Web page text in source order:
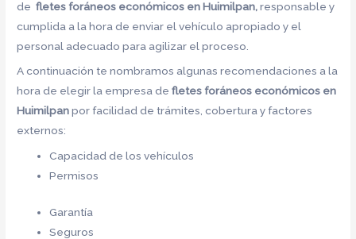
defletes foráneos económicos en Huimilpan,responsable y
cumplida a la hora de enviar el vehículo apropiado y el
personal adecuado para agilizar el proceso.
A continuación te nombramos algunas recomendaciones a la
hora de elegir la empresa defletes foráneos económicos en
Huimilpanpor facilidad de trámites, cobertura y factores
externos:
Capacidad de los vehículos
Permisos
Garantía
Seguros